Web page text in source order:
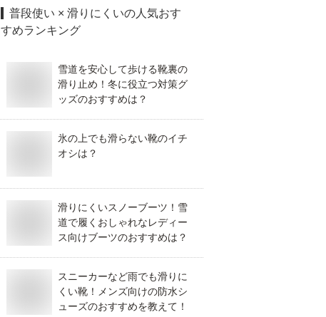
普段使い × 滑りにくいの人気おす
すめランキング
雪道を安心して歩ける靴裏の
滑り止め！冬に役立つ対策グ
ッズのおすすめは？
氷の上でも滑らない靴のイチ
オシは？
滑りにくいスノーブーツ！雪
道で履くおしゃれなレディー
ス向けブーツのおすすめは？
スニーカーなど雨でも滑りに
くい靴！メンズ向けの防水シ
ューズのおすすめを教えて！